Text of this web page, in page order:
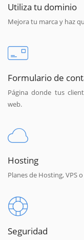
Utiliza tu dominio
Mejora tu marca y haz
Formulario de
Página donde tus
web.
Hosting
Planes de Hosting, VPS
Seguridad